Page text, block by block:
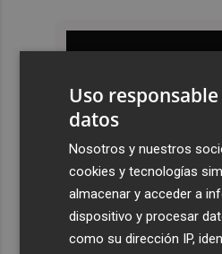
Uso
datos
Nosotros y nuestros
cookies y tecnologías
almacenar y acceder a
dispositivo y procesar
como su dirección IP,